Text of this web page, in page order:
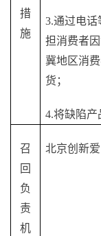
措
施
3.通过电话
担消费者
冀地区消
货；
4.将缺陷产
召
回
负
责
机
北京创新